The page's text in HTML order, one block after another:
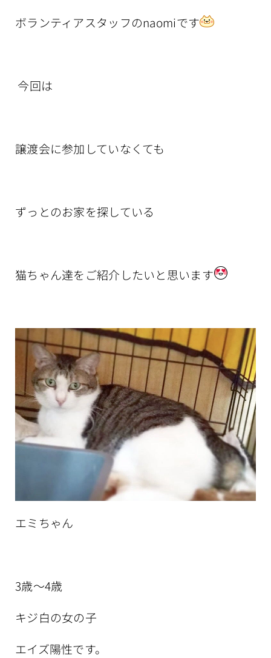
ボランティアスタッフのnaomiです
今回は
譲渡会に参加していなくても
ずっとのお家を探している
猫ちゃん達をご紹介したいと思います
エミちゃん
3歳～4歳
キジ白の女の子
エイズ陽性です。